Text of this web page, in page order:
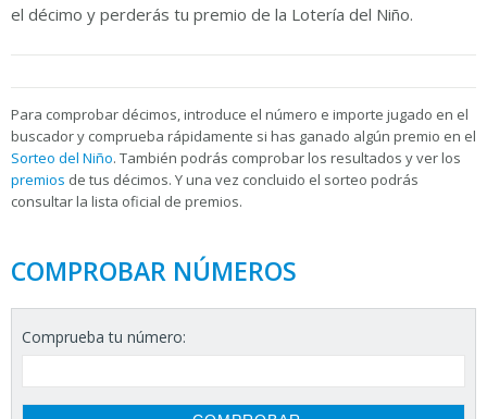
el décimo y perderás tu premio de la Lotería del Niño.
Para comprobar décimos, introduce el número e importe jugado en el
buscador y comprueba rápidamente si has ganado algún premio en el
Sorteo del Niño. También podrás comprobar los resultados y ver los
premios de tus décimos. Y una vez concluido el sorteo podrás
consultar la lista oficial de premios.
COMPROBAR NÚMEROS
Comprueba tu número: